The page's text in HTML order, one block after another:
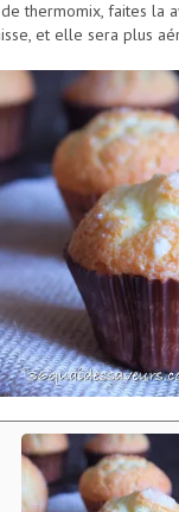
de thermomix, faites la
et elle sera plus